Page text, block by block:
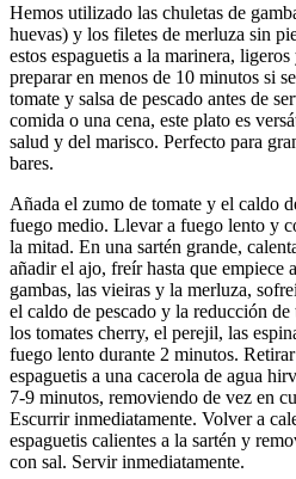
Hemos utilizado las chuletas de
huevas) y los filetes de merluza sin
estos espaguetis a la marinera,
preparar en menos de 10 minutos si
tomate y salsa de pescado antes de
comida o una cena, este plato es
salud y del marisco. Perfecto para
bares.
Añada el zumo de tomate y el caldo
fuego medio. Llevar a fuego lento y
la mitad. En una sartén grande,
añadir el ajo, freír hasta que empiece
gambas, las vieiras y la merluza,
el caldo de pescado y la reducción
los tomates cherry, el perejil, las
fuego lento durante 2 minutos.
espaguetis a una cacerola de agua
7-9 minutos, removiendo de vez en
Escurrir inmediatamente. Volver a
espaguetis calientes a la sartén y
con sal. Servir inmediatamente.